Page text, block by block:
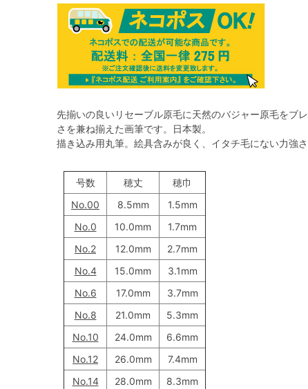
先揃いの良いリセーブル原毛に天然のバジャー原毛をブ
さを兼ね揃えた画筆です。日本製。
描き込み用丸筆。絵具含みが良く、イタチ毛にない力強
号数 穂丈
穂巾
No.00
8.5mm
1.5mm
No.0
10.0mm
1.7mm
No.2
12.0mm
2.7mm
No.4
15.0mm
3.1mm
No.6
17.0mm
3.7mm
No.8
21.0mm
5.3mm
No.10
24.0mm
6.6mm
No.12
26.0mm
7.4mm
No.14
28.0mm
8.3mm